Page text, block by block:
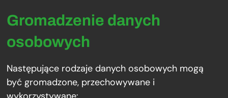
Gromadzenie danych
osobowych
Następujące rodzaje danych osobowych mogą
być gromadzone, przechowywane i